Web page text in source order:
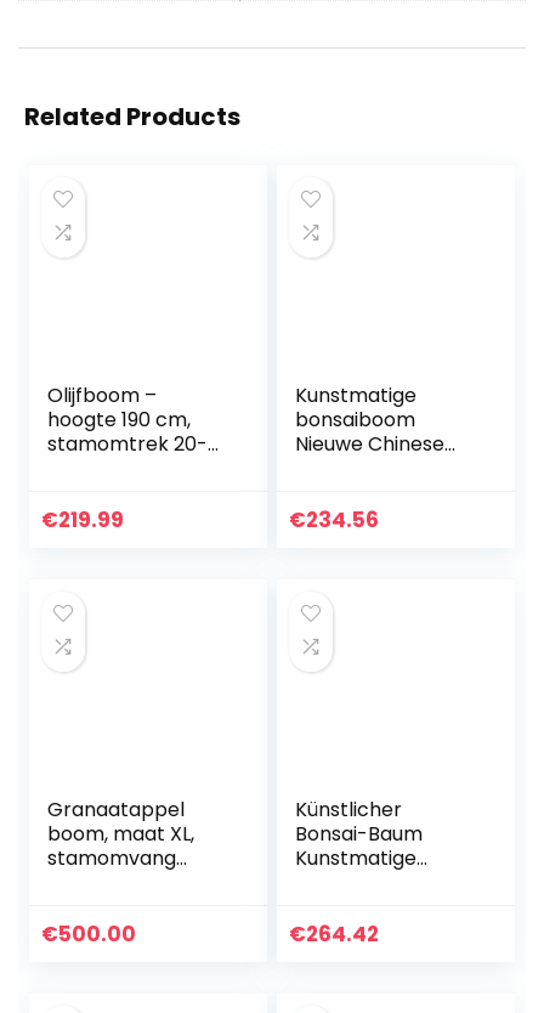
Related Products
Olijfboom –
hoogte 190 cm,
stamomtrek 20-
europea, A+
€219.99
Kunstmatige
bonsaiboom
Nieuwe Chinese
Outdoor Tuin
€234.56
Granaatappel
boom, maat XL,
stamomvang
€500.00
Künstlicher
Bonsai-Baum
Kunstmatige
welkom ceder
€264.42